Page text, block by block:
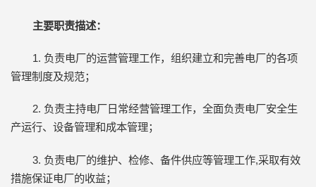
主要职责描述：
1. 负责电厂的运营管理工作，组织建立和完善电厂的各项
管理制度及规范；
2. 负责主持电厂日常经营管理工作，全面负责电厂安全生
产运行、设备管理和成本管理；
3. 负责电厂的维护、检修、备件供应等管理工作,采取有效
措施保证电厂的收益；